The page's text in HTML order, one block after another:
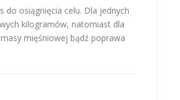
do osiągnięcia celu. Dla jednych
kilogramów, natomiast dla
mięśniowej bądź poprawa